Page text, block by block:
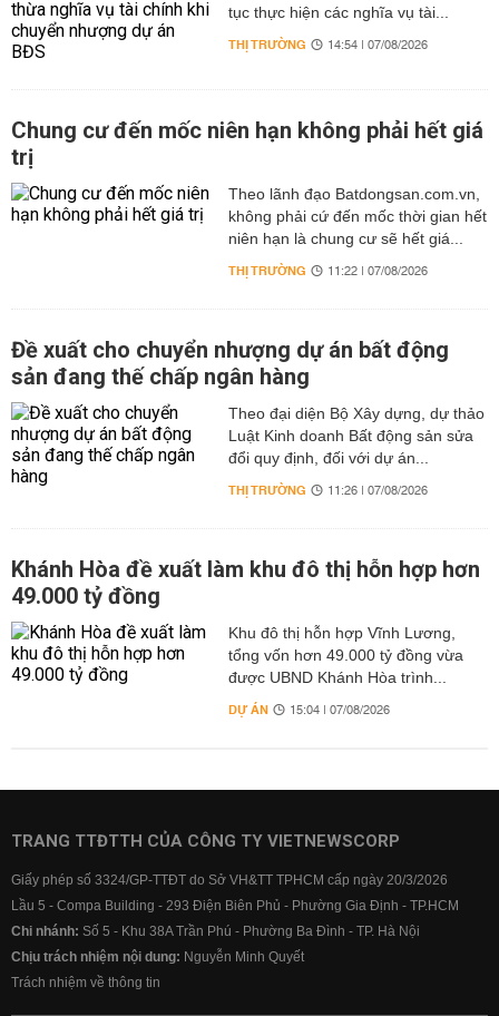
tục thực hiện các nghĩa vụ tài...
THỊ TRƯỜNG 14:54 | 07/08/2026
Chung cư đến mốc niên hạn không phải hết giá
trị
Theo lãnh đạo Batdongsan.com.vn,
không phải cứ đến mốc thời gian hết
niên hạn là chung cư sẽ hết giá...
THỊ TRƯỜNG 11:22 | 07/08/2026
Đề xuất cho chuyển nhượng dự án bất động
sản đang thế chấp ngân hàng
Theo đại diện Bộ Xây dựng, dự thảo
Luật Kinh doanh Bất động sản sửa
đổi quy định, đối với dự án...
THỊ TRƯỜNG 11:26 | 07/08/2026
Khánh Hòa đề xuất làm khu đô thị hỗn hợp hơn
49.000 tỷ đồng
Khu đô thị hỗn hợp Vĩnh Lương,
tổng vốn hơn 49.000 tỷ đồng vừa
được UBND Khánh Hòa trình...
DỰ ÁN 15:04 | 07/08/2026
TRANG TTĐTTH CỦA CÔNG TY VIETNEWSCORP
Giấy phép số 3324/GP-TTĐT do Sở VH&TT TPHCM cấp ngày 20/3/2026
Lầu 5 - Compa Building - 293 Điện Biên Phủ - Phường Gia Định - TP.HCM
Chi nhánh: Số 5 - Khu 38A Trần Phú - Phường Ba Đình - TP. Hà Nội
Chịu trách nhiệm nội dung: Nguyễn Minh Quyết
Trách nhiệm về thông tin